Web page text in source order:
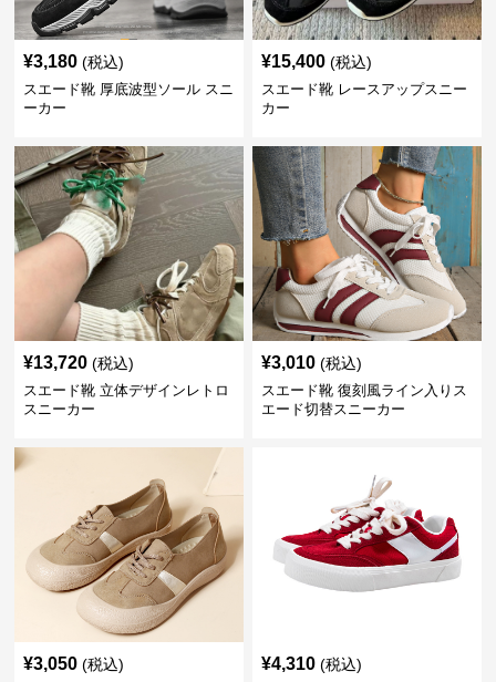
¥3,180 (税込)
スエード靴 厚底波型ソール スニ
ーカー
¥15,400 (税込)
スエード靴 レースアップスニー
カー
¥13,720 (税込)
スエード靴 立体デザインレトロ
スニーカー
¥3,010 (税込)
スエード靴 復刻風ライン入りス
エード切替スニーカー
¥3,050 (税込) ¥4,310 (税込)